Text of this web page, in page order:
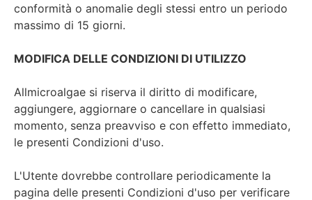
conformità o anomalie degli stessi entro un periodo
massimo di 15 giorni.
MODIFICA DELLE CONDIZIONI DI UTILIZZO
Allmicroalgae si riserva il diritto di modificare,
aggiungere, aggiornare o cancellare in qualsiasi
momento, senza preavviso e con effetto immediato,
le presenti Condizioni d'uso.
L'Utente dovrebbe controllare periodicamente la
pagina delle presenti Condizioni d'uso per verificare